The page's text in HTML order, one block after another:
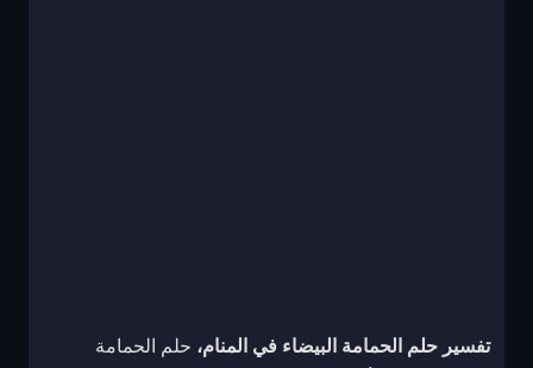
تفسير حلم الحمامة البيضاء في المنام، حلم الحمامة